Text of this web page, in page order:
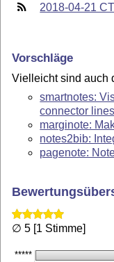
2018-04-21
Vorschläge
Vielleicht sind auch
smartnotes:
connector
marginote:
notes2bib:
pagenote:
∅ 5 [1 Stimme]
*****